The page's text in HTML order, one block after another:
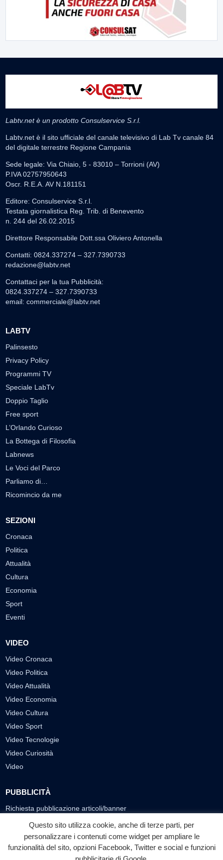
Labtv.net è un prodotto Consulservice S.r.l.
Labtv.net è il sito ufficiale del canale televisivo di Lab Tv canale 84
del digitale terrestre Regione Campania
Sede legale: Via Chiaio, 5 - 83010 – Torrioni (AV)
P.IVA 02757950643
Oscr. R.E.A. AV N.181151
Editore: Consulservice S.r.l.
Testata giornalistica Reg. Trib. di Benevento
n. 244 del 26.02.2015
Direttore Responsabile Dott.ssa Oliviero Antonella
Contatti: 0824.337274 – 327.7390733
redazione@labtv.net
Contattaci per la tua Pubblicità:
0824.337274 – 327.7390733
email: commerciale@labtv.net
LABTV
Palinsesto
Privacy Policy
Programmi TV
Speciale LabTv
Doppio Taglio
Free sport
L’Orlando Curioso
La Bottega di Filosofia
Labnews
Le Voci del Parco
Parliamo di…
Ricomincio da me
SEZIONI
Cronaca
Politica
Attualità
Cultura
Economia
Sport
Eventi
VIDEO
Video Cronaca
Video Politica
Video Attualità
Video Economia
Video Cultura
Video Sport
Video Tecnologie
Video Curiosità
Video
PUBBLICITÀ
Richiesta pubblicazione articoli/banner
SEGUICI SUI SOCIAL
f ◎ ▶
Questo sito utilizza cookie, anche di terze parti, per
personalizzare i contenuti come widget per ampliare le
funzionalità del sito, opzioni Facebook, Twitter e social e funzioni